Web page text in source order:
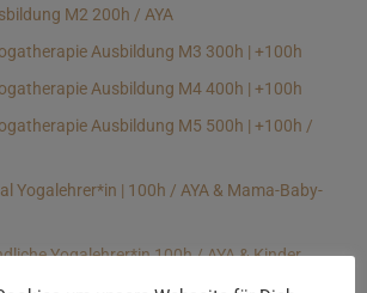
M2 200h / AYA
Ausbildung M3 300h | +100h
Ausbildung M4 400h | +100h
Ausbildung M5 500h | +100h /
Yogalehrer*in | 100h / AYA & Mama-Baby-
Yogalehrer*in 100h / AYA & Kinder